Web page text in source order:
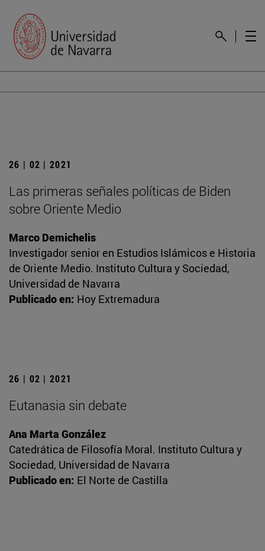
26 | 02 | 2021
Las primeras señales políticas de Biden
sobre Oriente Medio
Marco Demichelis
Investigador senior en Estudios Islámicos e Historia
de Oriente Medio. Instituto Cultura y Sociedad,
Universidad de Navarra
Publicado en: Hoy Extremadura
26 | 02 | 2021
Eutanasia sin debate
Ana Marta González
Catedrática de Filosofía Moral. Instituto Cultura y
Sociedad, Universidad de Navarra
Publicado en: El Norte de Castilla